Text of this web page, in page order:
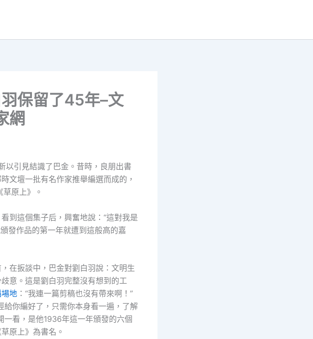
保留了45年–文
網
以引見結識了巴金。昔時，良朋出書
文壇一批有名作家推舉編選而成的，
原上》。
到這個集子后，興奮地說：“這對我是
發作品的第一年就遭到這般高的嘉
在扳談中，巴金對劉白羽說：文明生
意。這是劉白羽完整沒有想到的工
地 ：“我連一篇剪稿也沒有帶來啊！”
給你編好了，只需你本身看一遍，了解
一看，是他1936年這一年頒發的六個
原上》為書名。